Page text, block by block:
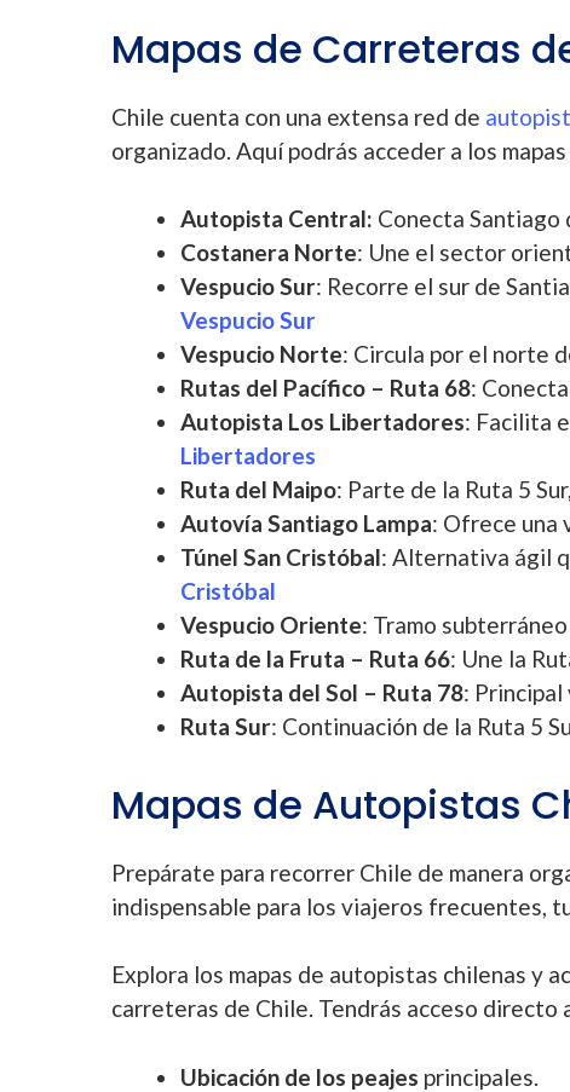
Mapas de Carreteras
Chile cuenta con una extensa red de
organizado. Aquí podrás acceder a los
Autopista Central: Conecta Santiago
Costanera Norte: Une el sector
Vespucio Sur: Recorre el sur de
Vespucio Sur
Vespucio Norte: Circula por el norte
Rutas del Pacífico – Ruta 68:
Autopista Los Libertadores: Facilita
Libertadores
Ruta del Maipo: Parte de la Ruta 5
Autovía Santiago Lampa: Ofrece una
Túnel San Cristóbal: Alternativa ágil
Cristóbal
Vespucio Oriente: Tramo
Ruta de la Fruta – Ruta 66: Une la
Autopista del Sol – Ruta 78:
Ruta Sur: Continuación de la Ruta 5
Mapas de Autopistas
Prepárate para recorrer Chile de manera
indispensable para los viajeros frecuentes,
Explora los mapas de autopistas chilenas y
carreteras de Chile. Tendrás acceso directo
Ubicación de los peajes principales.